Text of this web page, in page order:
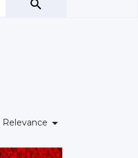

Relevance 